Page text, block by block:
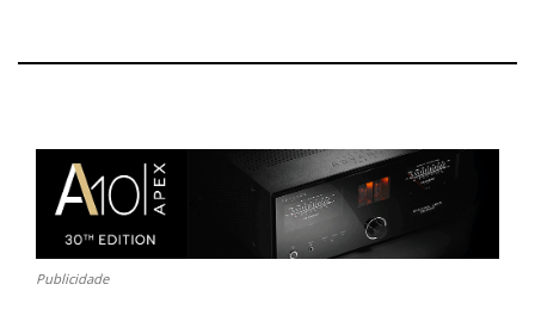
Publicidade